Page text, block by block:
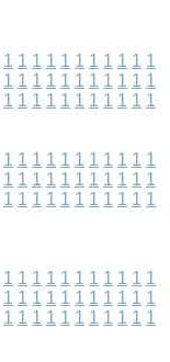
1 1 1 1 1 1 1 1 1 1 1
1 1 1 1 1 1 1 1 1 1 1
1 1 1 1 1 1 1 1 1 1 1
1 1 1 1 1 1 1 1 1 1 1
1 1 1 1 1 1 1 1 1 1 1
1 1 1 1 1 1 1 1 1 1 1
1 1 1 1 1 1 1 1 1 1 1
1 1 1 1 1 1 1 1 1 1 1
1 1 1 1 1 1 1 1 1 1 1